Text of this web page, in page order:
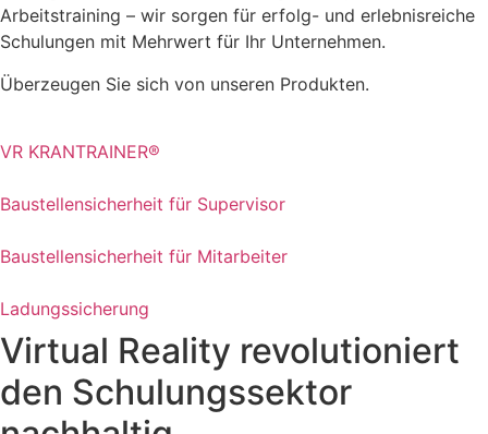
Arbeitstraining – wir sorgen für erfolg- und erlebnisreiche
Schulungen mit Mehrwert für Ihr Unternehmen.
Überzeugen Sie sich von unseren Produkten.
VR KRANTRAINER®
Baustellensicherheit für Supervisor
Baustellensicherheit für Mitarbeiter
Ladungssicherung
Virtual Reality revolutioniert
den Schulungssektor